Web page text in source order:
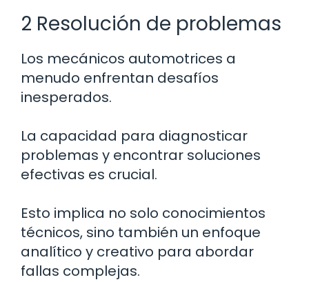
2 Resolución de problemas
Los mecánicos automotrices a
menudo enfrentan desafíos
inesperados.
La capacidad para diagnosticar
problemas y encontrar soluciones
efectivas es crucial.
Esto implica no solo conocimientos
técnicos, sino también un enfoque
analítico y creativo para abordar
fallas complejas.